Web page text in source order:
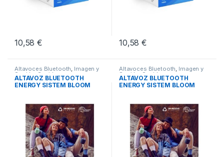
10,58€ 10,58€
Altavoces Bluetooth, Imagen y
Sonido,Sonido
ALTAVOZ BLUETOOTH
ENERGY SISTEM BLOOM
Altavoces Bluetooth, Imagen y
Sonido,Sonido
ALTAVOZ BLUETOOTH
ENERGY SISTEM BLOOM